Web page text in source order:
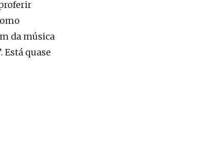
da música
Está quase